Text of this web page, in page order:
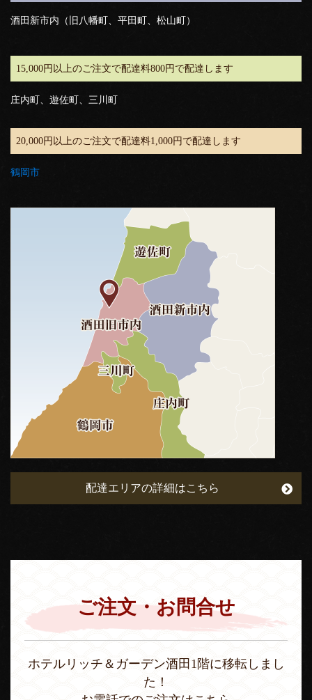
酒田新市内（旧八幡町、平田町、松山町）
15,000円以上のご注文で配達料800円で配達します
庄内町、遊佐町、三川町
20,000円以上のご注文で配達料1,000円で配達します
鶴岡市
配達エリアの詳細はこちら
ご注文・お問合せ
ホテルリッチ＆ガーデン酒田1階に移転しまし
た！